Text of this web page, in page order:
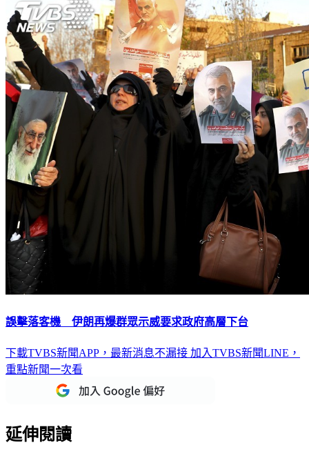
誤擊落客機 伊朗再爆群眾示威要求政府高層下台
下載TVBS新聞APP，最新消息不漏接 加入TVBS新聞LINE，
重點新聞一次看
延伸閱讀